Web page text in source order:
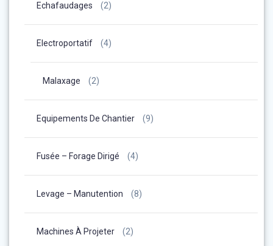
Echafaudages (2)
Electroportatif (4)
Malaxage (2)
Equipements De Chantier (9)
Fusée – Forage Dirigé (4)
Levage – Manutention (8)
Machines À Projeter (2)